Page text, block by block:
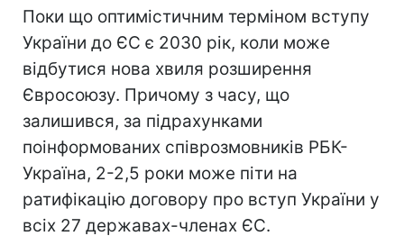
Поки що оптимістичним терміном вступу
України до ЄС є 2030 рік, коли може
відбутися нова хвиля розширення
Євросоюзу. Причому з часу, що
залишився, за підрахунками
поінформованих співрозмовників РБК-
Україна, 2-2,5 роки може піти на
ратифікацію договору про вступ України у
всіх 27 державах-членах ЄС.